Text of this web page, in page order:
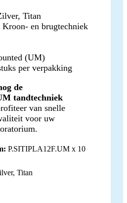
Titan
Kroon- en brugtechniek
(UM)
per verpakking
de
tandtechniek
van snelle
voor uw
P.SITIPLA12F.UM x 10
Titan